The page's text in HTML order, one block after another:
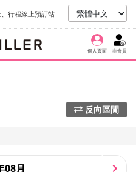
行程線上預訂站
個人頁面 非會員
反向區間
08月